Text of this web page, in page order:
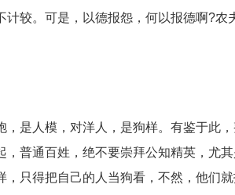
较。可是，以德报怨，何以报德啊?农
是人模，对洋人，是狗样。有鉴于此
普通百姓，绝不要崇拜公知精英，尤其
只得把自己的人当狗看，不然，他们